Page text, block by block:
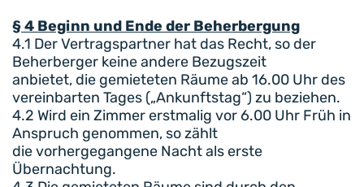
§ 4 Beginn und Ende der Beherbergung
4.1 Der Vertragspartner hat das Recht, so der
Beherberger keine andere Bezugszeit
anbietet, die gemieteten Räume ab 16.00 Uhr des
vereinbarten Tages („Ankunftstag“) zu beziehen.
4.2 Wird ein Zimmer erstmalig vor 6.00 Uhr Früh in
Anspruch genommen, so zählt
die vorhergegangene Nacht als erste
Übernachtung.